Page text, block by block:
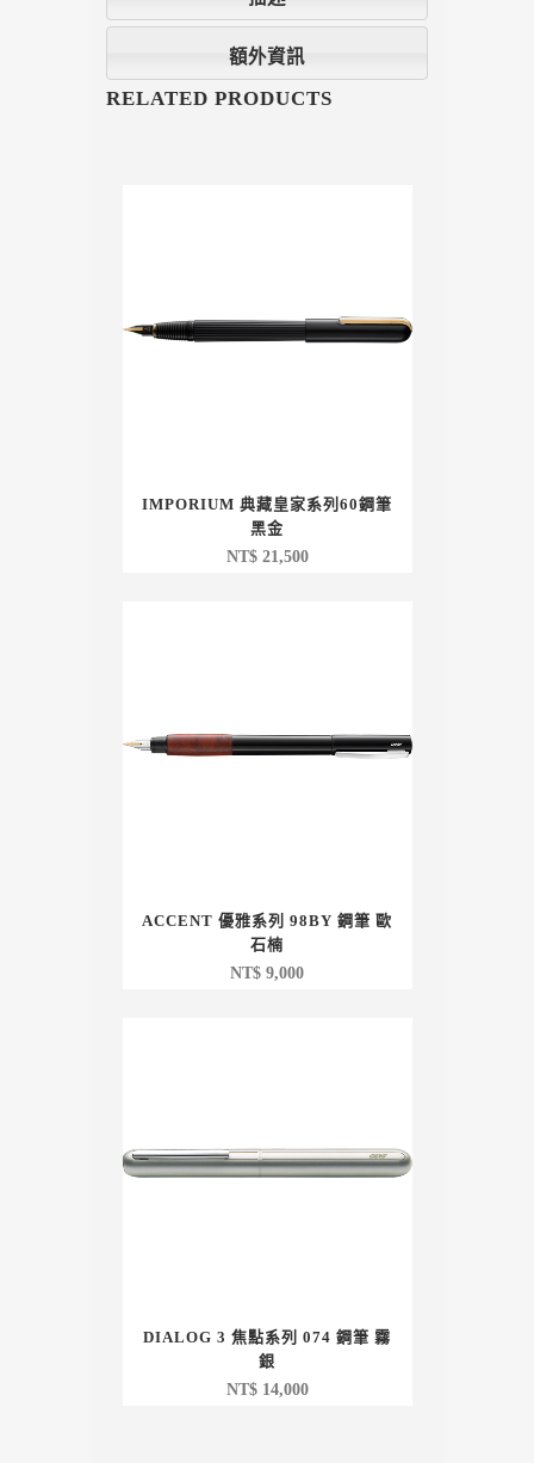
額外資訊
RELATED PRODUCTS
IMPORIUM 典藏皇家系列60鋼筆
黑金
NT$21,500
ACCENT 優雅系列 98BY 鋼筆 歐
石楠
NT$ 9,000
DIALOG 3 焦點系列 074 鋼筆 霧
銀
NT$14,000